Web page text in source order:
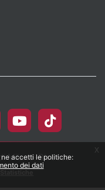
accetti le politiche:
dei dati
x
Milano-Bicocca